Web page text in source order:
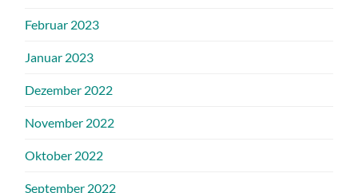
Februar 2023
Januar 2023
Dezember 2022
November 2022
Oktober 2022
September 2022